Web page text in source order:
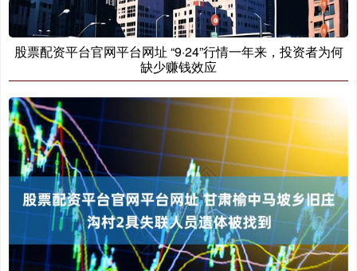
股票配资平台官网平台网址 “9·24”行情一年来，投资者为何
缺少赚钱效应